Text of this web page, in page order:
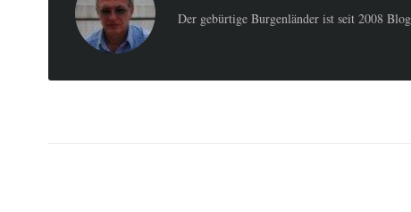
Der gebürtige Burgenländer ist seit 2008